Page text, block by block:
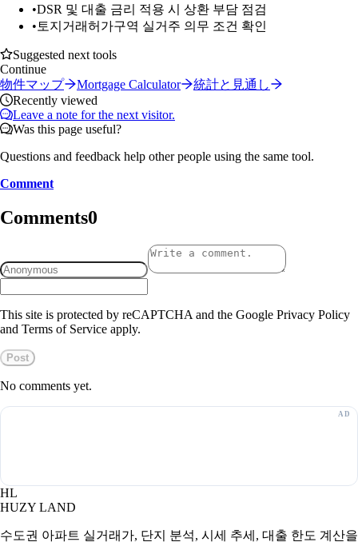
•DSR 및 대출 금리 적용 시 상환 부담 점검
• 토지거래허가구역 실거주 의무 조건 확인
Suggested next tools
Continue
物件マップ
Mortgage Calculator
統計と見通し
Recently viewed
Leave a note for the next visitor.
Was this page useful?
Questions and feedback help other people using the same tool.
Comment
Comments0
This site is protected by reCAPTCHA and the Google Privacy Policy
and Terms of Service apply.
Post
No comments yet.
HL
HUZY LAND
수도권 아파트 실거래가, 단지 분석, 시세 추세, 대출 한도 계산을